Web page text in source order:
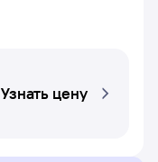
Узнать цену